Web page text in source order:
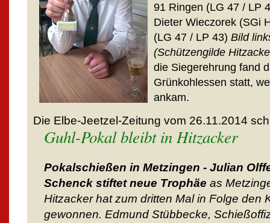
91 Ringen (LG 47 / LP
Dieter Wieczorek (SGi
(LG 47 / LP 43) Bild
(Schützengilde
die Siegerehrung fand
Grünkohlessen statt,
ankam.
Die Elbe-Jeetzel-Zeitung vom 26.11.2014
Guhl-Pokal bleibt in Hitzacker
Pokalschießen in Metzingen - Julian
Schenck stiftet neue Trophäe as
Hitzacker hat zum dritten Mal in Folge den
gewonnen. Edmund Stübbecke,